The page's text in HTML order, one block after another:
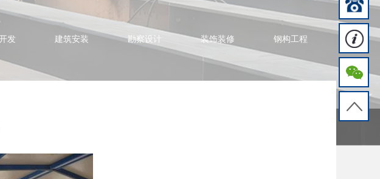
发 建筑安装 勘察设计 装饰装修 钢构工程